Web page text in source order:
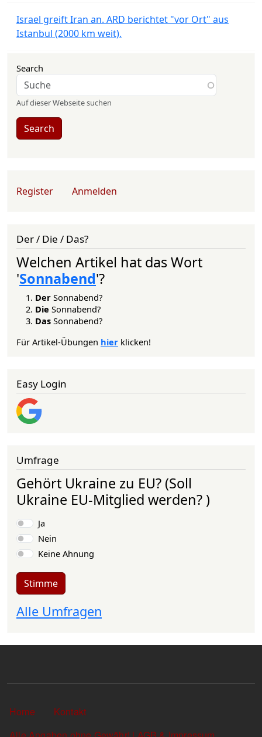
Israel greift Iran an. ARD berichtet "vor Ort" aus
Istanbul (2000 km weit).
Search
Auf dieser Webseite suchen
Search
User account menu
Register Anmelden
Der / Die / Das?
Welchen Artikel hat das Wort
'Sonnabend'?
Der Sonnabend?
Die Sonnabend?
Das Sonnabend?
Für Artikel-Übungen hier klicken!
Easy Login
Umfrage
Gehört Ukraine zu EU? (Soll
Ukraine EU-Mitglied werden? )
Auswahlmöglichkeiten
Ja
Nein
Keine Ahnung
Stimme
Alle Umfragen
Sekundärlinks
Home
Kontakt